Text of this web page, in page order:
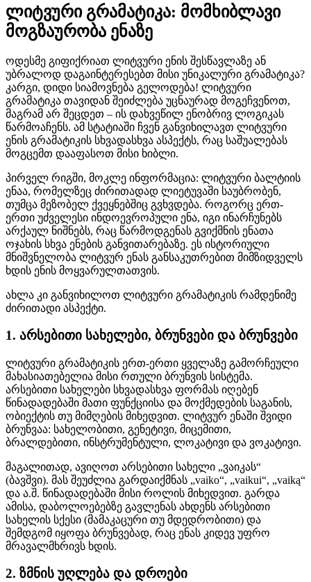
ლიტვური გრამატიკა: მომხიბლავი
მოგზაურობა ენაზე
ოდესმე გიფიქრიათ ლიტვური ენის შესწავლაზე ან
უბრალოდ დაგაინტერესებთ მისი უნიკალური გრამატიკა?
კარგი, დიდი სიამოვნება გელოდება! ლიტვური
გრამატიკა თავიდან შეიძლება უცნაურად მოგეჩვენოთ,
მაგრამ არ შეცდეთ – ის დახვეწილ ენობრივ ლოგიკას
წარმოაჩენს. ამ სტატიაში ჩვენ განვიხილავთ ლიტვური
ენის გრამატიკის სხვადასხვა ასპექტს, რაც საშუალებას
მოგცემთ დააფასოთ მისი ხიბლი.
პირველ რიგში, მოკლე ინფორმაცია: ლიტვური ბალტიის
ენაა, რომელზეც ძირითადად ლიეტუვაში საუბრობენ,
თუმცა მეზობელ ქვეყნებშიც გვხვდება. როგორც ერთ-
ერთი უძველესი ინდოევროპული ენა, იგი ინარჩუნებს
არქაულ ნიშნებს, რაც წარმოდგენას გვიქმნის ენათა
ოჯახის სხვა ენების განვითარებაზე. ეს ისტორიული
მნიშვნელობა ლიტვურ ენას განსაკუთრებით მიმზიდველს
ხდის ენის მოყვარულთათვის.
ახლა კი განვიხილოთ ლიტვური გრამატიკის რამდენიმე
ძირითადი ასპექტი.
1. არსებითი სახელები, ბრუნვები და ბრუნვები
ლიტვური გრამატიკის ერთ-ერთი ყველაზე გამორჩეული
მახასიათებელია მისი რთული ბრუნვის სისტემა.
არსებითი სახელები სხვადასხვა ფორმას იღებენ
წინადადებაში მათი ფუნქციისა და მოქმედების საგანის,
ობიექტის თუ მიმღების მიხედვით. ლიტვურ ენაში შვიდი
ბრუნვაა: სახელობითი, გენეტივი, მიცემითი,
ბრალდებითი, ინსტრუმენტული, ლოკატივი და ვოკატივი.
მაგალითად, ავიღოთ არსებითი სახელი „ვაიკას“
(ბავშვი). მას შეუძლია გარდაიქმნას „vaiko“, „vaikui“, „vaiką“
და ა.შ. წინადადებაში მისი როლის მიხედვით. გარდა
ამისა, დაბოლოებებზე გავლენას ახდენს არსებითი
სახელის სქესი (მამაკაცური თუ მდედრობითი) და
შემდგომ იყოფა ბრუნვებად, რაც ენას კიდევ უფრო
მრავალმხრივს ხდის.
2. ზმნის უღლება და დროები